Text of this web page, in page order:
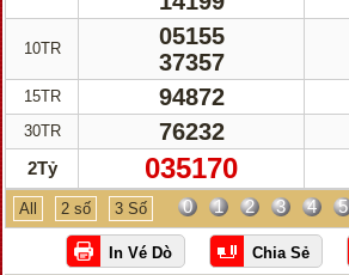
10TR
15TR
30TR
2Tỷ
05155
37357
94872
76232
035170
All 2 số 3 Số 0 1 2 3 4 5